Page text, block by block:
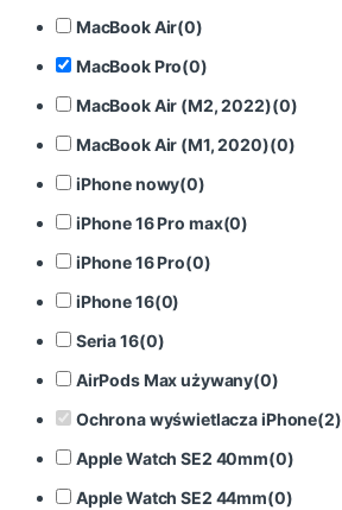
MacBook Air(0)
MacBook Pro(0)
MacBook Air (M2, 2022)(0)
MacBook Air (M1, 2020)(0)
iPhone nowy(0)
iPhone 16 Pro max(0)
iPhone 16 Pro(0)
iPhone 16(0)
Seria 16(0)
AirPods Max używany(0)
Ochrona wyświetlacza iPhone(2)
Apple Watch SE2 40mm(0)
Apple Watch SE2 44mm(0)